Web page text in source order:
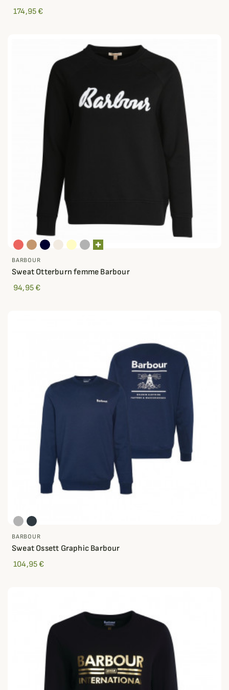
174,95 €
BARBOUR
Sweat Otterburn femme Barbour
94,95 €
BARBOUR
Sweat Ossett Graphic Barbour
104,95 €